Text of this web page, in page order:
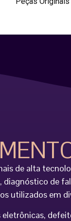
de alta
de
utilizados em